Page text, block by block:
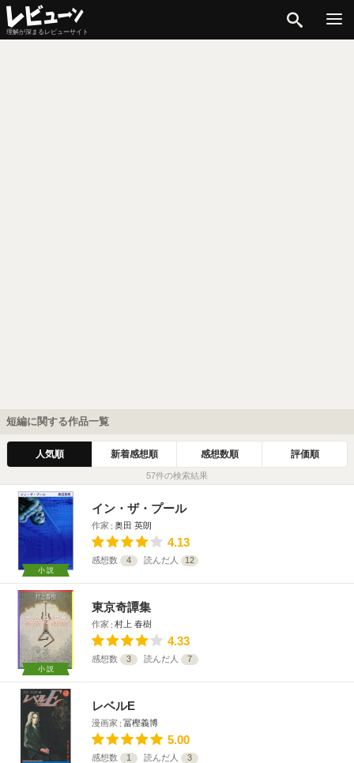
理解が深まるレビューサイト
短編に関する作品一覧
人気順 新着感想順 感想数順 評価順
57件の検索結果
小説
イン・ザ・プール
作家 奥田 英朗
4.13
感想数 4 読んだ人 12
小説
東京奇譚集
作家 村上 春樹
4.33
感想数 3 読んだ人 7
レベルE
漫画家 冨樫義博
5.00
感想数 1 読んだ人 3